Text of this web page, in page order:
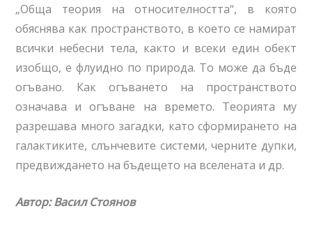
„Обща теория на относителността“, в която
обяснява как пространството, в което се намират
всички небесни тела, както и всеки един обект
изобщо, е флуидно по природа. То може да бъде
огъвано. Как огъването на пространството
означава и огъване на времето. Теорията му
разрешава много загадки, като сформирането на
галактиките, слънчевите системи, черните дупки,
предвиждането на бъдещето на вселената и др.
Автор: Васил Стоянов